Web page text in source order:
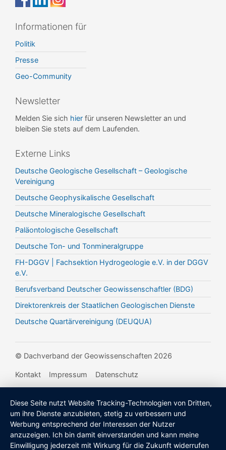
Informationen für
Politik
Presse
Geo-Community
Newsletter
Melden Sie sich hier für unseren Newsletter an und
bleiben Sie stets auf dem Laufenden.
Externe Links
Deutsche Geologische Gesellschaft – Geologische
Vereinigung
Deutsche Geophysikalische Gesellschaft
Deutsche Mineralogische Gesellschaft
Paläontologische Gesellschaft
Deutsche Ton- und Tonmineralgruppe
FH-DGGV | Fachsektion Hydrogeologie e.V. in der DGGV
e.V.
Berufsverband Deutscher Geowissenschaftler (BDG)
Direktorenkreis der Staatlichen Geologischen Dienste
Deutsche Quartärvereinigung (DEUQUA)
© Dachverband der Geowissenschaften 2026
Kontakt Impressum Datenschutz
Diese Seite nutzt Website Tracking-Technologien von Dritten,
um ihre Dienste anzubieten, stetig zu verbessern und
Werbung entsprechend der Interessen der Nutzer
anzuzeigen. Ich bin damit einverstanden und kann meine
Einwilligung jederzeit mit Wirkung für die Zukunft widerrufen